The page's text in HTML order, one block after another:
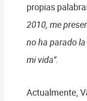
propias
2010, me
no ha parado
mi vida”.
Actualmente,